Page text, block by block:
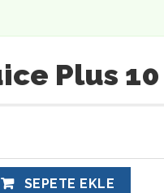
Plus 10
SEPETE EKLE